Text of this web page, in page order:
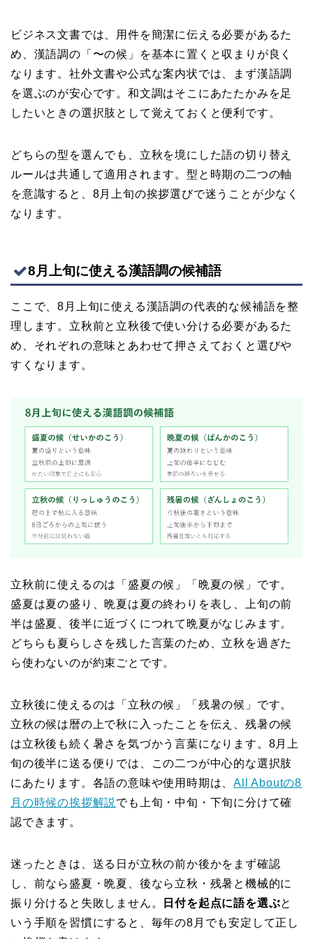
ビジネス文書では、用件を簡潔に伝える必要があるた
め、漢語調の「〜の候」を基本に置くと収まりが良く
なります。社外文書や公式な案内状では、まず漢語調
を選ぶのが安心です。和文調はそこにあたたかみを足
したいときの選択肢として覚えておくと便利です。
どちらの型を選んでも、立秋を境にした語の切り替え
ルールは共通して適用されます。型と時期の二つの軸
を意識すると、8月上旬の挨拶選びで迷うことが少なく
なります。
8月上旬に使える漢語調の候補語
ここで、8月上旬に使える漢語調の代表的な候補語を整
理します。立秋前と立秋後で使い分ける必要があるた
め、それぞれの意味とあわせて押さえておくと選びや
すくなります。
立秋前に使えるのは「盛夏の候」「晩夏の候」です。
盛夏は夏の盛り、晩夏は夏の終わりを表し、上旬の前
半は盛夏、後半に近づくにつれて晩夏がなじみます。
どちらも夏らしさを残した言葉のため、立秋を過ぎた
ら使わないのが約束ごとです。
立秋後に使えるのは「立秋の候」「残暑の候」です。
立秋の候は暦の上で秋に入ったことを伝え、残暑の候
は立秋後も続く暑さを気づかう言葉になります。8月上
旬の後半に送る便りでは、この二つが中心的な選択肢
にあたります。各語の意味や使用時期は、All Aboutの8
月の時候の挨拶解説 でも上旬・中旬・下旬に分けて確
認できます。
迷ったときは、送る日が立秋の前か後かをまず確認
し、前なら盛夏・晩夏、後なら立秋・残暑と機械的に
振り分けると失敗しません。
日付を起点に語を選ぶと
いう手順を習慣にすると、毎年の8月でも安定して正し